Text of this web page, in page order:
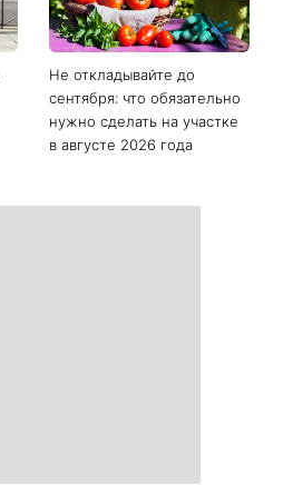
Не откладывайте до
сентября: что обязательно
нужно сделать на участке
в августе 2026 года